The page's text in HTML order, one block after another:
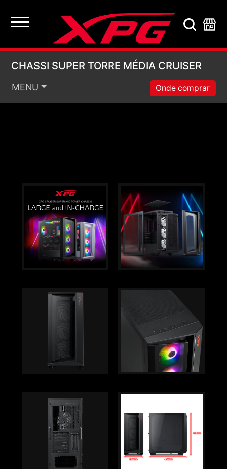
CHASSI SUPER
CHASSI SUPER TORRE MÉDIA CRUISER
MENU Onde comprar